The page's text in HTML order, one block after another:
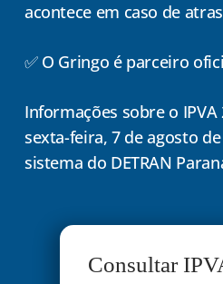
acontece em caso de
✅ O Gringo é parceiro
Informações sobre o IPVA
sexta-feira, 7 de agosto
sistema do DETRAN
Consultar